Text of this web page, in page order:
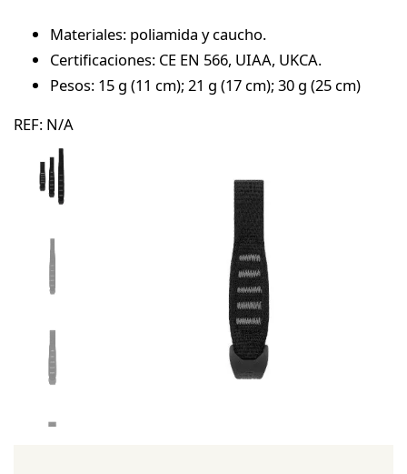
Materiales: poliamida y caucho.
Certificaciones: CE EN 566, UIAA, UKCA.
Pesos: 15 g (11 cm); 21 g (17 cm); 30 g (25 cm)
REF: N/A